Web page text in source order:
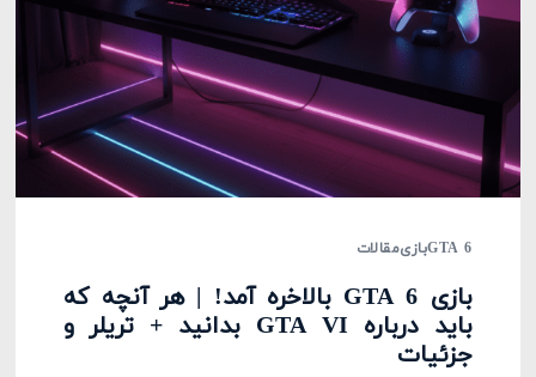
GTA 6بازیمقالات
بازی GTA 6 بالاخره آمد! | هر آنچه که
باید درباره GTA VI بدانید + تریلر و
جزئیات